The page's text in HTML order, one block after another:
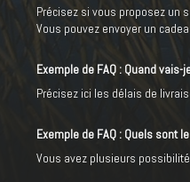
Précisez si vous proposez un
Vous pouvez envoyer un
Exemple de FAQ : Quand
Précisez ici les délais de
Exemple de FAQ : Quels sont
Vous avez plusieurs